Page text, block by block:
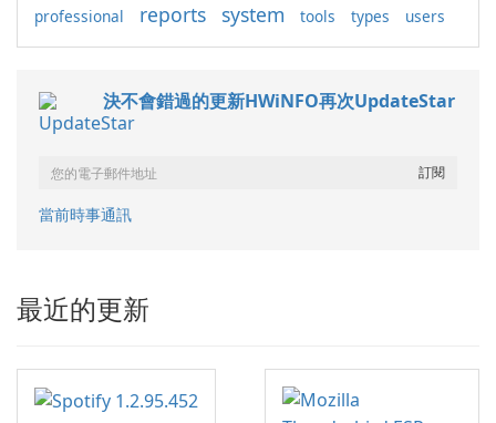
professional reports system tools types users
決不會錯過的更新HWiNFO再次UpdateStar
當前時事通訊
最近的更新